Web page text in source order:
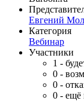
Евгений
Категория
Вебинар
Участники
1 -
0 -
0 -
0 - ещё